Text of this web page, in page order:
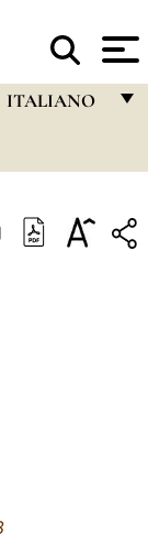
ITALIANO
ITALIANO